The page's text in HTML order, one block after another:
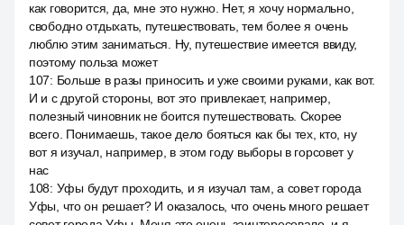
как говорится, да, мне это нужно. Нет, я хочу нормально,
свободно отдыхать, путешествовать, тем более я очень
люблю этим заниматься. Ну, путешествие имеется ввиду,
поэтому польза может
107: Больше в разы приносить и уже своими руками, как вот.
И и с другой стороны, вот это привлекает, например,
полезный чиновник не боится путешествовать. Скорее
всего. Понимаешь, такое дело бояться как бы тех, кто, ну
вот я изучал, например, в этом году выборы в горсовет у
нас
108: Уфы будут проходить, и я изучал там, а совет города
Уфы, что он решает? И оказалось, что очень много решает